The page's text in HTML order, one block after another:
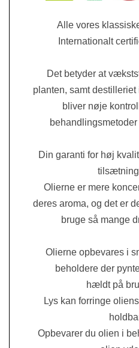
Alle vores
Internationalt
Det betyder at
planten, samt
bliver nøje
beh
Din garanti for høj
Olierne er mere
deres aroma, og det er
bruge så mange
Olierne opbevares i
beholdere der
hældt på
Lys kan forringe
Opbevarer du olien i